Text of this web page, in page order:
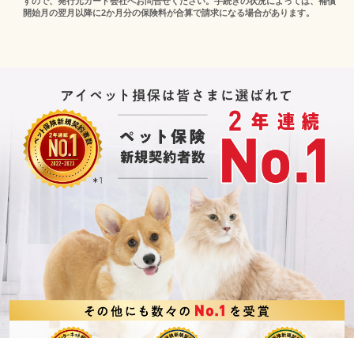
開始月の翌月以降に2か月分の保険料が合算で請求になる場合があります。